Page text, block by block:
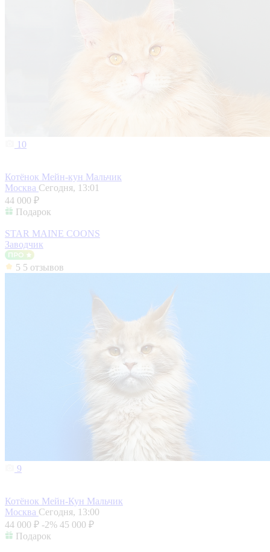
10
Котёнок Мейн-кун Мальчик
Москва Сегодня, 13:01
44 000 ₽
Подарок
STAR MAINE COONS
Заводчик
5 5 отзывов
9
Котёнок Мейн-Кун Мальчик
Москва Сегодня, 13:00
44 000 ₽ -2% 45 000 ₽
Подарок